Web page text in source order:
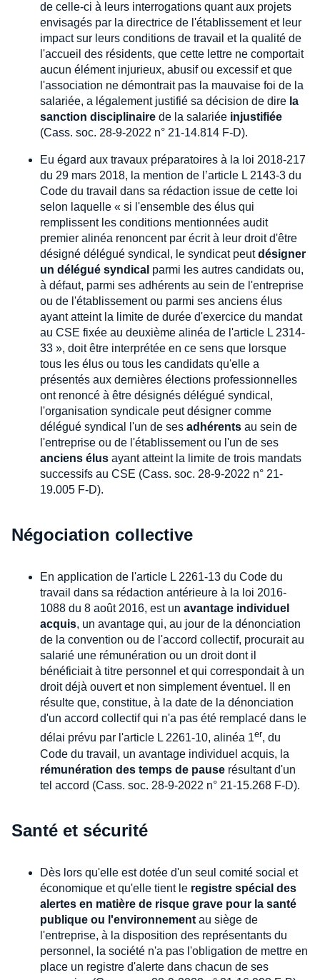
de celle-ci à leurs interrogations quant aux projets
envisagés par la directrice de l'établissement et leur
impact sur leurs conditions de travail et la qualité de
l'accueil des résidents, que cette lettre ne comportait
aucun élément injurieux, abusif ou excessif et que
l'association ne démontrait pas la mauvaise foi de la
salariée, a légalement justifié sa décision de dire la
sanction disciplinaire de la salariée injustifiée
(Cass. soc. 28-9-2022 n° 21-14.814 F-D).
Eu égard aux travaux préparatoires à la loi 2018-217
du 29 mars 2018, la mention de l’article L 2143-3 du
Code du travail dans sa rédaction issue de cette loi
selon laquelle « si l'ensemble des élus qui
remplissent les conditions mentionnées audit
premier alinéa renoncent par écrit à leur droit d'être
désigné délégué syndical, le syndicat peutdésigner
un délégué syndical parmi les autres candidats ou,
à défaut, parmi ses adhérents au sein de l'entreprise
ou de l'établissement ou parmi ses anciens élus
ayant atteint la limite de durée d'exercice du mandat
au CSE fixée au deuxième alinéa de l'article L 2314-
33 », doit être interprétée en ce sens que lorsque
tous les élus ou tous les candidats qu'elle a
présentés aux dernières élections professionnelles
ont renoncé à être désignés délégué syndical,
l'organisation syndicale peut désigner comme
délégué syndical l'un de ses adhérents au sein de
l'entreprise ou de l'établissement ou l'un de ses
anciens élus ayant atteint la limite de trois mandats
successifs au CSE (Cass. soc. 28-9-2022 n° 21-
19.005 F-D).
Négociation collective
En application de l'article L 2261-13 du Code du
travail dans sa rédaction antérieure à la loi 2016-
1088 du 8 août 2016, est un avantage individuel
acquis, un avantage qui, au jour de la dénonciation
de la convention ou de l'accord collectif, procurait au
salarié une rémunération ou un droit dont il
bénéficiait à titre personnel et qui correspondait à un
droit déjà ouvert et non simplement éventuel. Il en
résulte que, constitue, à la date de la dénonciation
d'un accord collectif qui n'a pas été remplacé dans le
délai prévu par l'article L 2261-10, alinéa 1er, du
Code du travail, un avantage individuel acquis, la
rémunération des temps de pause résultant d'un
tel accord (Cass. soc. 28-9-2022 n° 21-15.268 F-D).
Santé et sécurité
Dès lors qu'elle est dotée d'un seul comité social et
économique et qu'elle tient le registre spécial des
alertes en matière de risque grave pour la santé
publique ou l'environnement au siège de
l'entreprise, à la disposition des représentants du
personnel, la société n'a pas l'obligation de mettre en
place un registre d'alerte dans chacun de ses